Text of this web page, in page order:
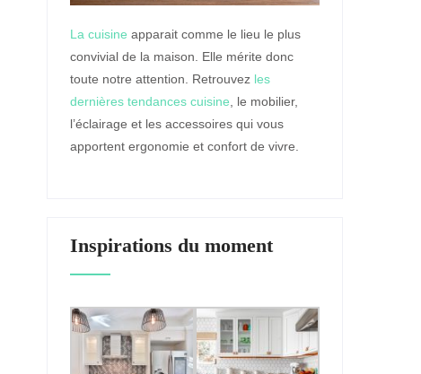
La cuisine apparait comme le lieu le plus
convivial de la maison. Elle mérite donc
toute notre attention. Retrouvez les
dernières tendances cuisine , le mobilier,
l’éclairage et les accessoires qui vous
apportent ergonomie et confort de vivre.
Inspirations du moment